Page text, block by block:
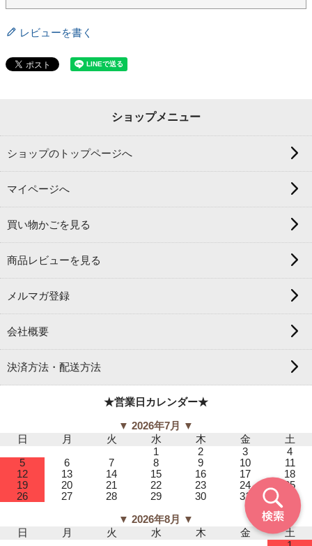
レビューを書く
ショップメニュー
ショップのトップページへ
マイページへ
買い物かごを見る
商品レビューを見る
メルマガ登録
会社概要
決済方法・配送方法
★営業日カレンダー★
▼ 2026年7月 ▼
日
月 火 水 木 金
土
1
2 3
4
5
6 7 8 9 10
11
12
13 14 15 16 17
18
19
20 21 22 23 24
25
26
27 28 29 30 31
▼ 2026年8月 ▼
日
月 火 水 木 金
土